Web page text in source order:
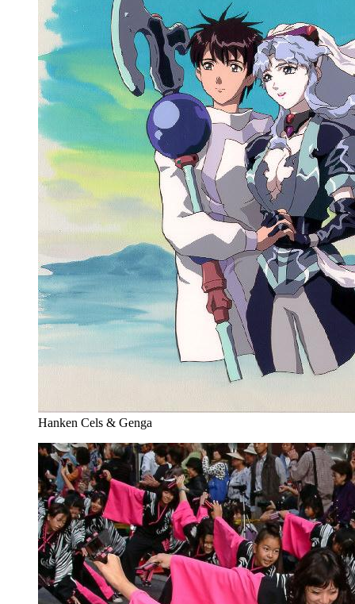
Hanken Cels & Genga